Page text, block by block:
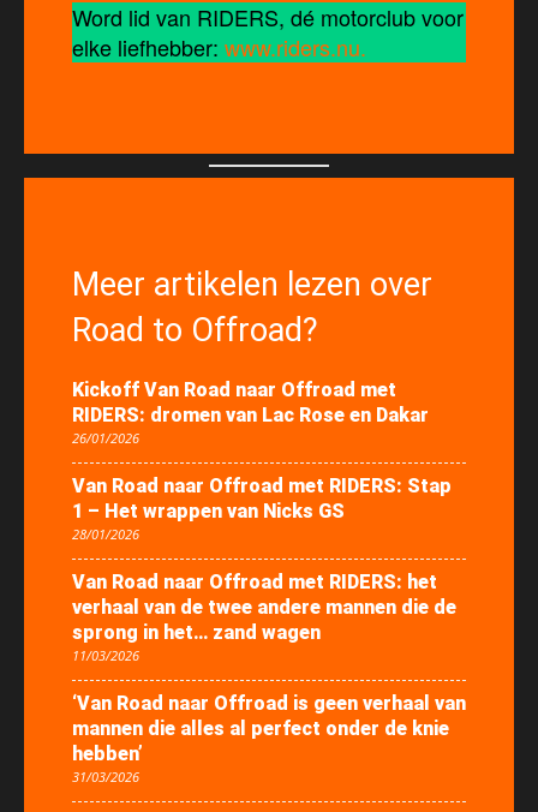
Word lid van RIDERS, dé motorclub voor
elke liefhebber: www.riders.nu.
Meer artikelen lezen over
Road to Offroad?
Kickoff Van Road naar Offroad met
RIDERS: dromen van Lac Rose en Dakar
26/01/2026
Van Road naar Offroad met RIDERS: Stap
1 – Het wrappen van Nicks GS
28/01/2026
Van Road naar Offroad met RIDERS: het
verhaal van de twee andere mannen die de
sprong in het… zand wagen
11/03/2026
‘Van Road naar Offroad is geen verhaal van
mannen die alles al perfect onder de knie
hebben’
31/03/2026